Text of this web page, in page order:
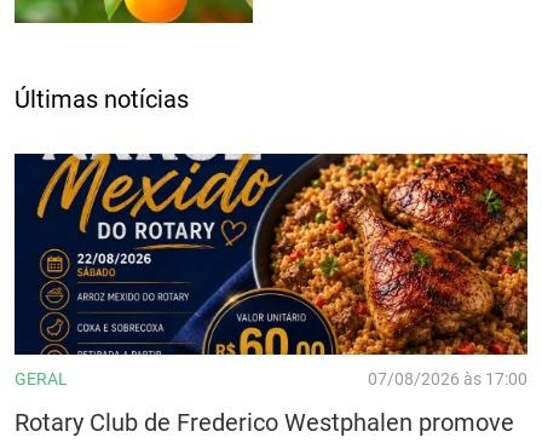
Últimas notícias
GERAL 07/08/2026 às 17:00
Rotary Club de Frederico Westphalen promove